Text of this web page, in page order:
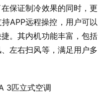
保证制冷效果的同时，更
APP远程操控，用户可以
。其内机功能丰富，包括
左右扫风等，满足用户多
3匹立式空调